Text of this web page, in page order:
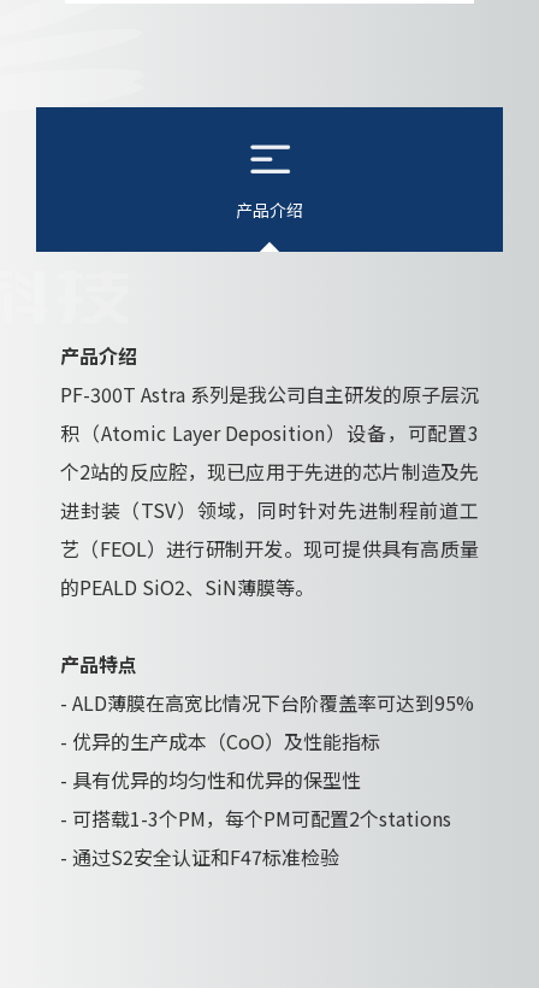
产品介绍
产品介绍
PF-300T Astra 系列是我公司自主研发的原子层沉
积（Atomic Layer Deposition）设备，可配置3
个2站的反应腔，现已应用于先进的芯片制造及先
进封装（TSV）领域，同时针对先进制程前道工
艺（FEOL）进行研制开发。现可提供具有高质量
的PEALD SiO2、SiN薄膜等。
产品特点
- ALD薄膜在高宽比情况下台阶覆盖率可达到95%
- 优异的生产成本（CoO）及性能指标
- 具有优异的均匀性和优异的保型性
- 可搭载1-3个PM，每个PM可配置2个stations
- 通过S2安全认证和F47标准检验